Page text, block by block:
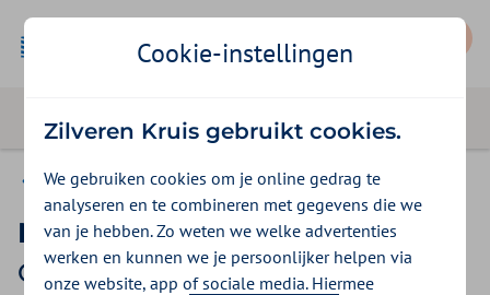
Gemeente Amsterdam
NIPT
Gemeente Amsterdam
Cookie-instellingen
Zilveren Kruis gebruikt cookies.
We gebruiken cookies om je online gedrag te
analyseren en te combineren met gegevens die we
van je hebben. Zo weten we welke advertenties
werken en kunnen we je persoonlijker helpen via
onze website, app of sociale media. Hiermee